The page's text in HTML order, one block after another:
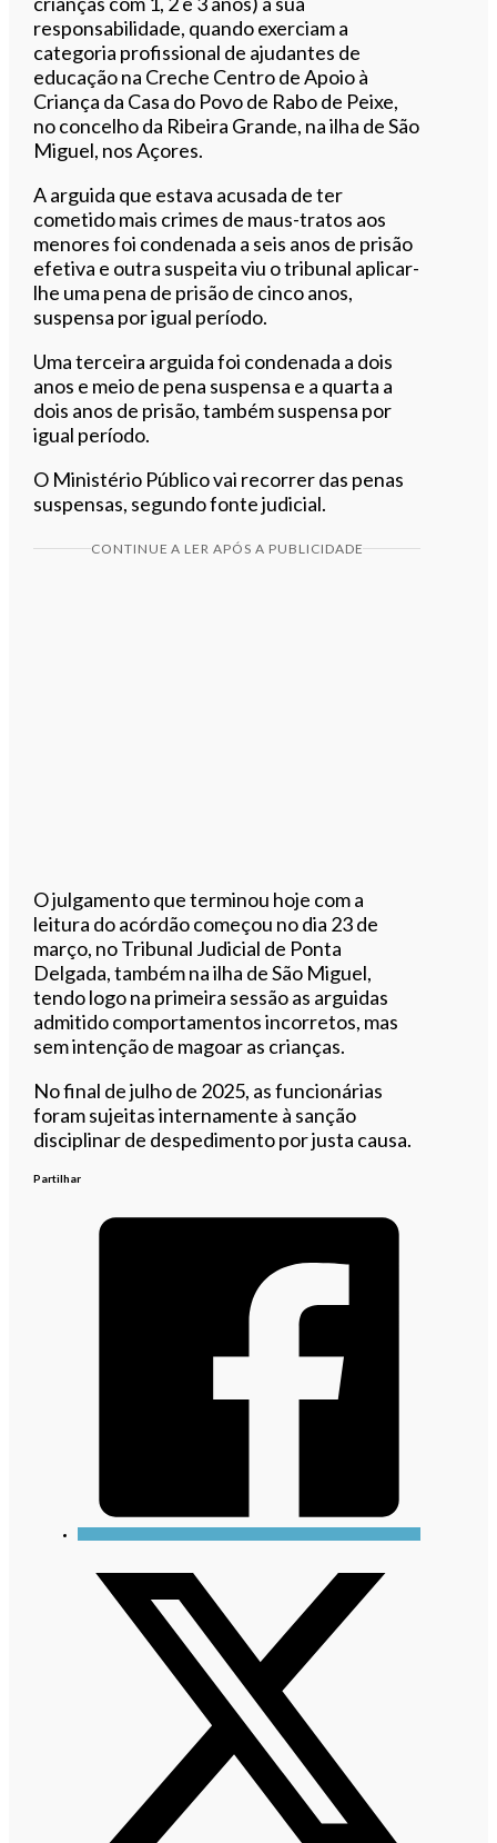
responsabilidade, quando exerciam a
categoria profissional de ajudantes de
educação na Creche Centro de Apoio à
Criança da Casa do Povo de Rabo de Peixe,
no concelho da Ribeira Grande, na ilha de São
Miguel, nos Açores.
A arguida que estava acusada de ter
cometido mais crimes de maus-tratos aos
menores foi condenada a seis anos de prisão
efetiva e outra suspeita viu o tribunal aplicar-
lhe uma pena de prisão de cinco anos,
suspensa por igual período.
Uma terceira arguida foi condenada a dois
anos e meio de pena suspensa e a quarta a
dois anos de prisão, também suspensa por
igual período.
O Ministério Público vai recorrer das penas
suspensas, segundo fonte judicial.
CONTINUE A LER APÓS A PUBLICIDADE
O julgamento que terminou hoje com a
leitura do acórdão começou no dia 23 de
março, no Tribunal Judicial de Ponta
Delgada, também na ilha de São Miguel,
tendo logo na primeira sessão as arguidas
admitido comportamentos incorretos, mas
sem intenção de magoar as crianças.
No final de julho de 2025, as funcionárias
foram sujeitas internamente à sanção
disciplinar de despedimento por justa causa.
Partilhar